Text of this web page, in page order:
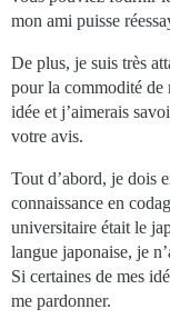
mon ami puisse
De plus, je suis très
pour la commodité de
idée et j’aimerais
votre avis.
Tout d’abord, je dois
connaissance en
universitaire était le
langue japonaise, je
Si certaines de mes
me pardonner.